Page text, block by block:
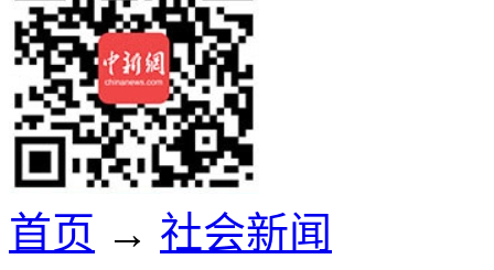
首页 → 社会新闻